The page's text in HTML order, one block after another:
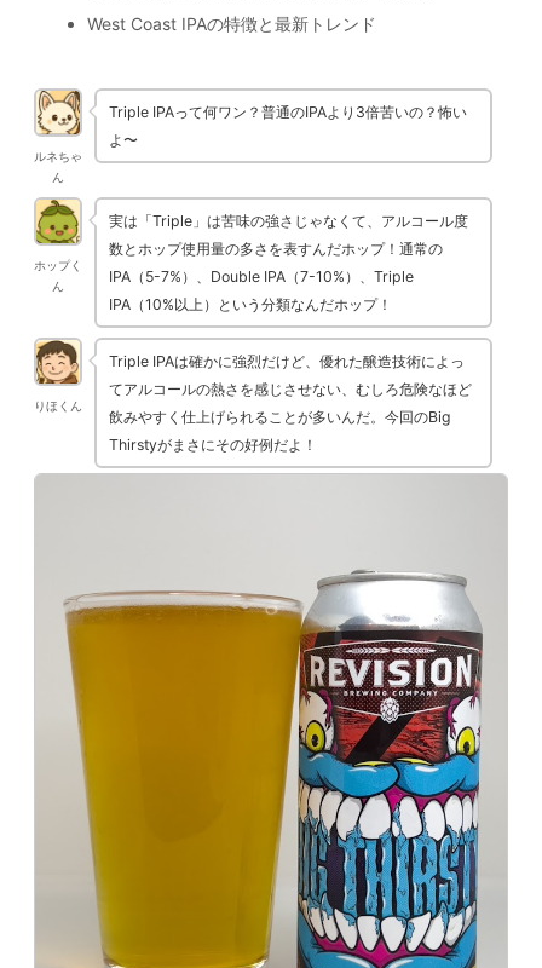
West Coast IPAの特徴と最新トレンド
ルネちゃ
ん
Triple IPAって何ワン？普通のIPAより3倍苦いの？怖い
よ〜
ホップく
ん
実は「Triple」は苦味の強さじゃなくて、アルコール度
数とホップ使用量の多さを表すんだホップ！通常の
IPA（5-7%）、Double IPA（7-10%）、Triple
IPA（10%以上）という分類なんだホップ！
りほくん
Triple IPAは確かに強烈だけど、優れた醸造技術によっ
てアルコールの熱さを感じさせない、むしろ危険なほど
飲みやすく仕上げられることが多いんだ。今回のBig
Thirstyがまさにその好例だよ！